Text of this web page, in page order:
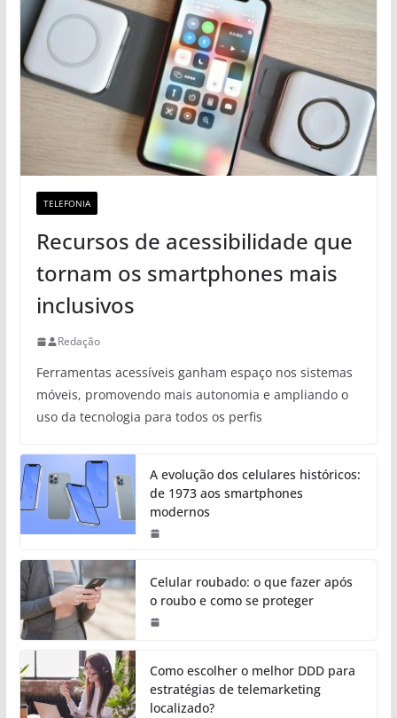
TELEFONIA
Recursos de acessibilidade que
tornam os smartphones mais
inclusivos
Redação
Ferramentas acessíveis ganham espaço nos sistemas
móveis, promovendo mais autonomia e ampliando o
uso da tecnologia para todos os perfis
A evolução dos celulares históricos:
de 1973 aos smartphones
modernos
Celular roubado: o que fazer após
o roubo e como se proteger
Como escolher o melhor DDD para
estratégias de telemarketing
localizado?